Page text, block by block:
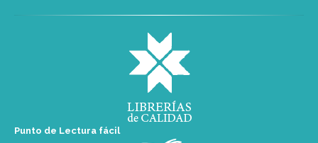
Punto de Lectura fácil